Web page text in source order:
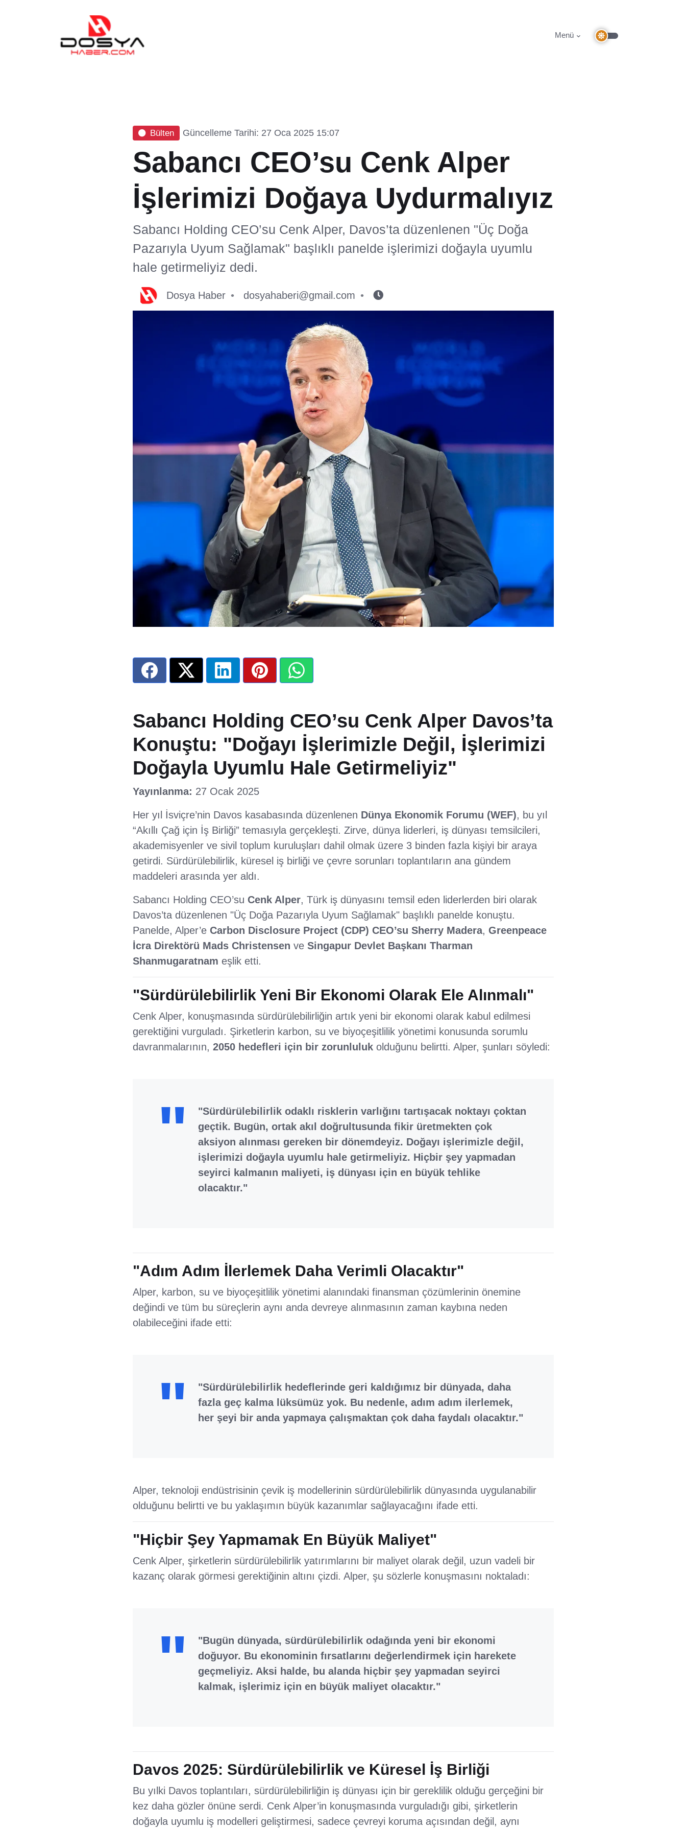
Menü
Bülten Güncelleme Tarihi: 27 Oca 2025 15:07
Sabancı CEO’su Cenk Alper
İşlerimizi Doğaya Uydurmalıyız
Sabancı Holding CEO’su Cenk Alper, Davos’ta düzenlenen "Üç Doğa
Pazarıyla Uyum Sağlamak" başlıklı panelde işlerimizi doğayla uyumlu
hale getirmeliyiz dedi.
Dosya Haber dosyahaberi@gmail.com
Sabancı Holding CEO’su Cenk Alper Davos’ta
Konuştu: "Doğayı İşlerimizle Değil, İşlerimizi
Doğayla Uyumlu Hale Getirmeliyiz"
Yayınlanma: 27 Ocak 2025
Her yıl İsviçre’nin Davos kasabasında düzenlenen Dünya Ekonomik Forumu (WEF), bu yıl
“Akıllı Çağ için İş Birliği” temasıyla gerçekleşti. Zirve, dünya liderleri, iş dünyası temsilcileri,
akademisyenler ve sivil toplum kuruluşları dahil olmak üzere 3 binden fazla kişiyi bir araya
getirdi. Sürdürülebilirlik, küresel iş birliği ve çevre sorunları toplantıların ana gündem
maddeleri arasında yer aldı.
Sabancı Holding CEO’su Cenk Alper, Türk iş dünyasını temsil eden liderlerden biri olarak
Davos’ta düzenlenen "Üç Doğa Pazarıyla Uyum Sağlamak" başlıklı panelde konuştu.
Panelde, Alper’e Carbon Disclosure Project (CDP) CEO’su Sherry Madera, Greenpeace
İcra Direktörü Mads Christensen ve Singapur Devlet Başkanı Tharman
Shanmugaratnam eşlik etti.
"Sürdürülebilirlik Yeni Bir Ekonomi Olarak Ele Alınmalı"
Cenk Alper, konuşmasında sürdürülebilirliğin artık yeni bir ekonomi olarak kabul edilmesi
gerektiğini vurguladı. Şirketlerin karbon, su ve biyoçeşitlilik yönetimi konusunda sorumlu
davranmalarının, 2050 hedefleri için bir zorunlulukolduğunu belirtti. Alper, şunları söyledi:
"Sürdürülebilirlik odaklı risklerin varlığını tartışacak noktayı çoktan
geçtik. Bugün, ortak akıl doğrultusunda fikir üretmekten çok
aksiyon alınması gereken bir dönemdeyiz. Doğayı işlerimizle değil,
işlerimizi doğayla uyumlu hale getirmeliyiz. Hiçbir şey yapmadan
seyirci kalmanın maliyeti, iş dünyası için en büyük tehlike
olacaktır."
"Adım Adım İlerlemek Daha Verimli Olacaktır"
Alper, karbon, su ve biyoçeşitlilik yönetimi alanındaki finansman çözümlerinin önemine
değindi ve tüm bu süreçlerin aynı anda devreye alınmasının zaman kaybına neden
olabileceğini ifade etti:
"Sürdürülebilirlik hedeflerinde geri kaldığımız bir dünyada, daha
fazla geç kalma lüksümüz yok. Bu nedenle, adım adım ilerlemek,
her şeyi bir anda yapmaya çalışmaktan çok daha faydalı olacaktır."
Alper, teknoloji endüstrisinin çevik iş modellerinin sürdürülebilirlik dünyasında uygulanabilir
olduğunu belirtti ve bu yaklaşımın büyük kazanımlar sağlayacağını ifade etti.
"Hiçbir Şey Yapmamak En Büyük Maliyet"
Cenk Alper, şirketlerin sürdürülebilirlik yatırımlarını bir maliyet olarak değil, uzun vadeli bir
kazanç olarak görmesi gerektiğinin altını çizdi. Alper, şu sözlerle konuşmasını noktaladı:
"Bugün dünyada, sürdürülebilirlik odağında yeni bir ekonomi
doğuyor. Bu ekonominin fırsatlarını değerlendirmek için harekete
geçmeliyiz. Aksi halde, bu alanda hiçbir şey yapmadan seyirci
kalmak, işlerimiz için en büyük maliyet olacaktır."
Davos 2025: Sürdürülebilirlik ve Küresel İş Birliği
Bu yılki Davos toplantıları, sürdürülebilirliğin iş dünyası için bir gereklilik olduğu gerçeğini bir
kez daha gözler önüne serdi. Cenk Alper’in konuşmasında vurguladığı gibi, şirketlerin
doğayla uyumlu iş modelleri geliştirmesi, sadece çevreyi koruma açısından değil, aynı